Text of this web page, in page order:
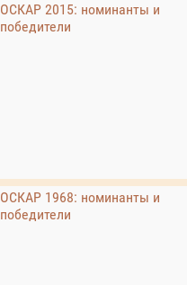
ОСКАР 2015: номинанты и
победители
ОСКАР 1968: номинанты и
победители